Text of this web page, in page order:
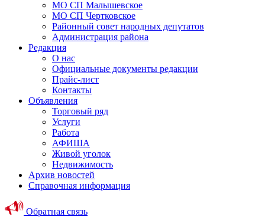
МО СП Малышевское
МО СП Чертковское
Районный совет народных депутатов
Администрация района
Редакция
О нас
Официальные документы редакции
Прайс-лист
Контакты
Объявления
Торговый ряд
Услуги
Работа
АФИША
Живой уголок
Недвижимость
Архив новостей
Справочная информация
Обратная связь